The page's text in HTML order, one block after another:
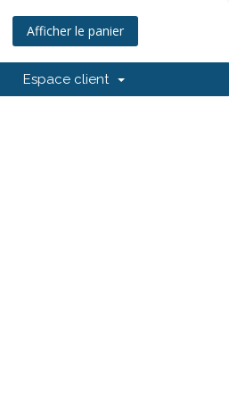
Afficher le panier
Espace client